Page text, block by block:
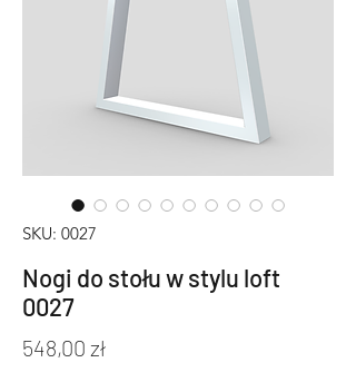
SKU: 0027
Nogi do stołu w stylu loft
0027
548,00 złCena